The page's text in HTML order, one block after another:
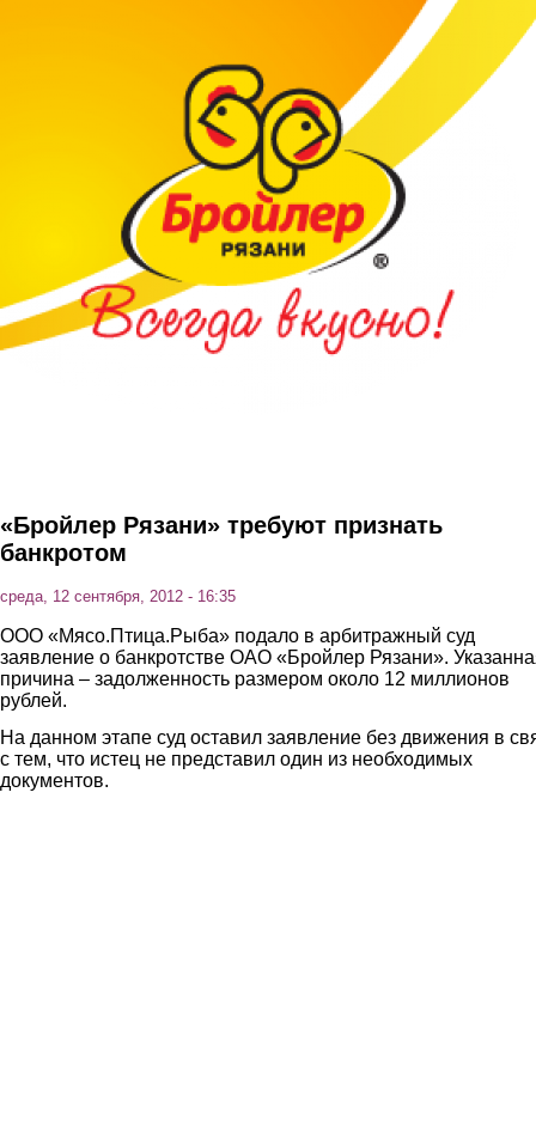
«Бройлер Рязани» требуют признать
банкротом
среда, 12 сентября, 2012 - 16:35
ООО «Мясо.Птица.Рыба» подало в арбитражный суд
заявление о банкротстве ОАО «Бройлер Рязани».
причина – задолженность размером около 12 миллионов
рублей.
На данном этапе суд оставил заявление без движения в
с тем, что истец не представил один из необходимых
документов.